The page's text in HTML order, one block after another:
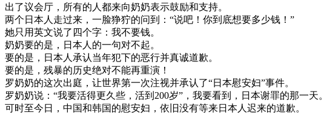
出了议会厅，所有的人都来向奶奶表示鼓励和支持。
两个日本人走过来，一脸狰狞的问到：“说吧！你到底想要多少钱！”
她只用英文说了四个字：我不要钱。
奶奶要的是，日本人的一句对不起。
要的是，日本人承认当年犯下的恶行并真诚道歉。
要的是，残暴的历史绝对不能再重演！
罗奶奶的这次出庭，让世界第一次注视并承认了“日本慰安妇”事件。
罗奶奶说：“我要活得更久些，活到200岁”，我要看到，日本谢罪的那一天。
可时至今日，中国和韩国的慰安妇，依旧没有等来日本人迟来的道歉。